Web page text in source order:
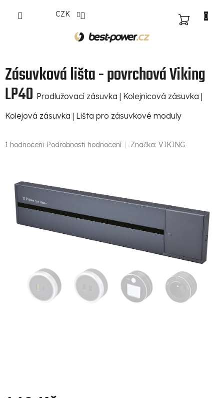
CZK
NÁKUPNÍ
Zásuvková lišta - povrchová Viking
LP40 Prodlužovací zásuvka | Kolejnicová zásuvka |
Kolejová zásuvka | Lišta pro zásuvkové moduly
Průměrné
5,0
hvězdiček.
1 hodnocení Podrobnosti hodnocení Značka: VIKING